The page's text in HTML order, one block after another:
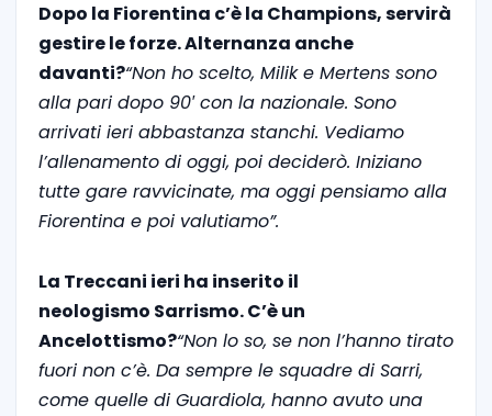
Dopo la Fiorentina c’è la Champions, servirà
gestire le forze. Alternanza anche
davanti?“Non ho scelto, Milik e Mertens sono
alla pari dopo 90′ con la nazionale. Sono
arrivati ieri abbastanza stanchi. Vediamo
l’allenamento di oggi, poi deciderò. Iniziano
tutte gare ravvicinate, ma oggi pensiamo alla
Fiorentina e poi valutiamo”.
La Treccani ieri ha inserito il
neologismo Sarrismo. C’è un
Ancelottismo?“Non lo so, se non l’hanno tirato
fuori non c’è. Da sempre le squadre di Sarri,
come quelle di Guardiola, hanno avuto una